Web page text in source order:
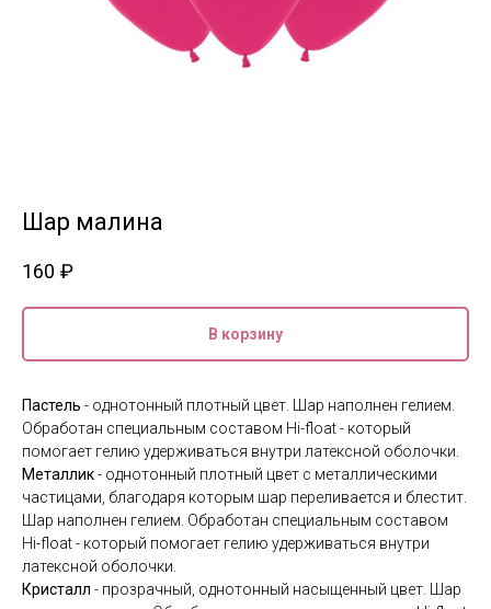
Шар малина
160 ₽
В корзину
Пастель - однотонный плотный цвет. Шар наполнен гелием.
Обработан специальным составом Hi-float - который
помогает гелию удерживаться внутри латексной оболочки.
Металлик- однотонный плотный цвет с металлическими
частицами, благодаря которым шар переливается и блестит.
Шар наполнен гелием. Обработан специальным составом
Hi-float - который помогает гелию удерживаться внутри
латексной оболочки.
Кристалл - прозрачный, однотонный насыщенный цвет. Шар